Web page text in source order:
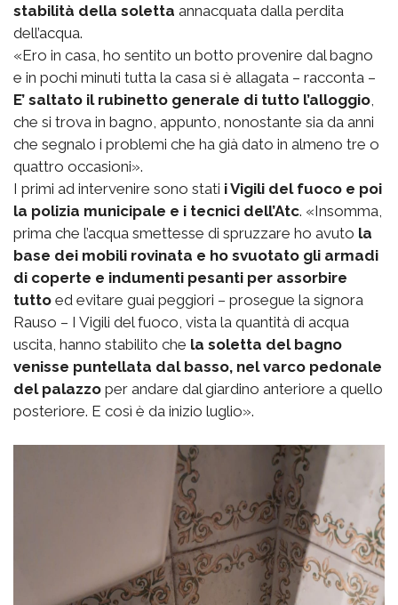
stabilità della soletta annacquata dalla perdita
dell’acqua.
«Ero in casa, ho sentito un botto provenire dal bagno
e in pochi minuti tutta la casa si è allagata – racconta –
E’ saltato il rubinetto generale di tutto l’alloggio
che si trova in bagno, appunto, nonostante sia da anni
che segnalo i problemi che ha già dato in almeno tre o
quattro occasioni».
I primi ad intervenire sono stati i Vigili del fuoco e poi
la polizia municipale e i tecnici dell’Atc. «Insomma,
prima che l’acqua smettesse di spruzzare ho avuto la
base dei mobili rovinata e ho svuotato gli armadi
di coperte e indumenti pesanti per assorbire
tutto ed evitare guai peggiori – prosegue la signora
Rauso – I Vigili del fuoco, vista la quantità di acqua
uscita, hanno stabilito che la soletta del bagno
venisse puntellata dal basso, nel varco pedonale
del palazzo per andare dal giardino anteriore a quello
posteriore. E così è da inizio luglio».